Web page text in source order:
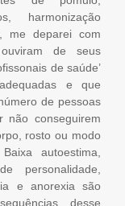
harmonização
me deparei com
de seus
de saúde’
e que
de pessoas
conseguirem
rosto ou modo
autoestima,
personalidade,
e anorexia são
desse